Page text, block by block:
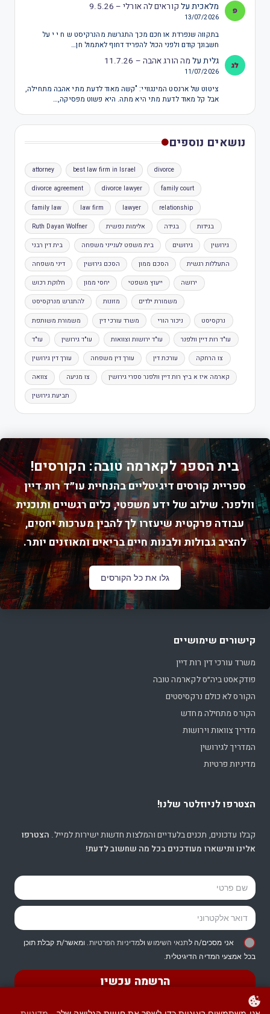
מלאכיתעל קוראים לה אורלי – 9.5.26
13/07/2026
בתקווה שנפרדת או חכם מכך התגרשת מהנרקיסט ש ח י י על
חשבונך קודם ולפני הכול להפריד דחוף לאתמול חן…
גליתעל מה הורג אהבה – 11.7.26
11/07/2026
ציטוט של ארנסט המינגוויי: "קשה מאוד לדעת מתי אהבה מתחילה,
אבל קל מאוד לדעת מתי היא מתה. היא פשוט מפסיקה,…
נושאים נוספים
attorney best law firm in Israel divorce
divorce agreement divorce lawyer family court
family law law firm lawyer relationship
Ruth Dayan Wolfner אלימות נפשית בגידה בגידות
בית דין רבני בית משפט לענייני משפחה גירושים גירושין
דיני משפחה הסכם גירושין הסכם ממון התעללות רגשית
חלוקת רכוש יחסי ממון ייעוץ משפטי ירושה
להתגרש מנרקסיסט מזונות משמורת ילדים
משמורת משותפת משרד עורכי דין ניכור הורי נרקסיסט
עו"ד עו"ד גירושין עו"ד ירושות וצוואות עו"ד רות דיין וולפנר
עורך דין גירושין עורך דין משפחה עורכת דין צו הרחקה
צוואה צו מניעה קארמה איז א ביץ רות דיין וולפנר ספרי גירושין
תביעת גירושין
בית הספר לקארמה טובה: הקורסים!
ספריית קורסים דיגיטליים בהנחיית עו״ד רות דיין
וולפנר. שילוב של ידע משפטי, כלים רגשיים ותוכנית
עבודה פרקטית שיעזרו לך להבין מערכות יחסים,
להציב גבולות ולבנות חיים בריאים ומאוזנים יותר.
גלו את כל הקורסים
קישורים שימושיים
משרד עורכי דין רות דיין
פודקאסט ביה״ס לקארמה טובה
הקורס לא כולם נרקסיסטים
הקורס מתחילה מחדש
מדריך צוואות וירושות
המדריך לגירושין
מדיניות פרטיות
הצטרפו לניוזלטר שלנו!
קבלו עדכונים, תכנים בלעדיים והמלצות חדשות ישירות למייל. הצטרפו
אלינו ותישארו מעודכנים בכל מה שחשוב לדעת!
אני מסכים/ה לתנאי השימושולמדיניות הפרטיות. ומאשר/ת קבלת תוכן
בכל אמצעי המדיה הדיגיטלית.
הרשמה עכשיו